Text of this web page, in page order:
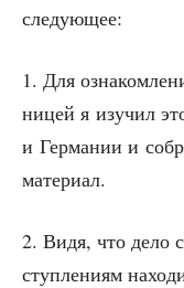
следующее:
1. Для
ни­цей я изу­чил
и Гер­ма­нии и
материал.
2. Видя, что дело
ступ­ле­ни­ям